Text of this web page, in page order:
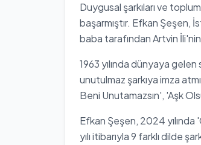
Duygusal şarkıları ve
başarmıştır. Efkan Şeşen,
baba tarafından Artvin İli'nin
1963 yılında dünyaya
unutulmaz şarkıya imza
Beni Unutamazsın', 'Aşk
Efkan Şeşen, 2024 yılında
yılı itibarıyla 9 farklı dilde